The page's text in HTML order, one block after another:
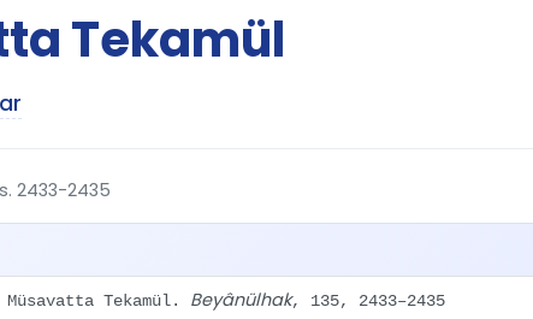
Tekamül
s. 2433-2435
Tekamül. Beyânülhak, 135, 2433–2435